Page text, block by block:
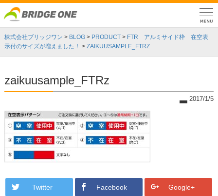
株式会社ブリッジワン > BLOG > PRODUCT > FTR アルミサイド枠 在空表
示付のサイズが増えました！ > ZAIKUUSAMPLE_FTRZ
zaikuusample_FTRz
2017/1/5
Twitter Facebook Google+